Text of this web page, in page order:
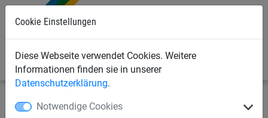
Cookie Einstellungen
Diese Webseite verwendet Cookies. Weitere
Informationen finden sie in unserer
Datenschutzerklärung.
Notwendige Cookies
Bauschutznetze
Personenauffangnetze